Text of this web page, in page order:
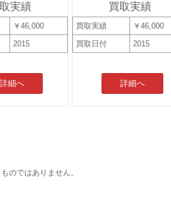
実績
￥46,000
2015
詳細へ
買取実績
買取実績
￥46,000
買取日付
2015
詳細へ
のではありません。